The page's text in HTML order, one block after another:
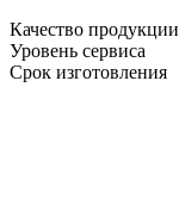
Качество продукции
Уровень сервиса
Срок изготовления